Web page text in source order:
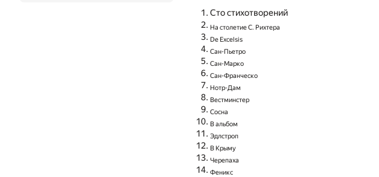
Сто стихотворений
На столетие С. Рихтера
De Excelsis
Сан-Пьетро
Сан-Марко
Сан-Франческо
Нотр-Дам
Вестминстер
Сосна
В альбом
Эдлстроп
В Крыму
Черепаха
Феникс